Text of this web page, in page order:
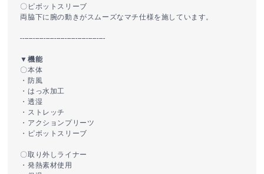
〇ピボットスリーブ
両脇下に腕の動きがスムーズなマチ仕様を施しています。
----------------------------------------
▼機能
〇本体
・防風
・はっ水加工
・透湿
・ストレッチ
・アクションプリーツ
・ピボットスリーブ
〇取り外しライナー
・発熱素材使用